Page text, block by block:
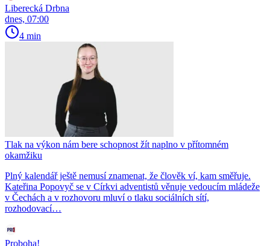
Liberecká Drbna
dnes, 07:00
4 min
Tlak na výkon nám bere schopnost žít naplno v přítomném
okamžiku
Plný kalendář ještě nemusí znamenat, že člověk ví, kam směřuje.
Kateřina Popovyč se v Církvi adventistů věnuje vedoucím mládeže
v Čechách a v rozhovoru mluví o tlaku sociálních sítí,
rozhodovací…
Proboha!